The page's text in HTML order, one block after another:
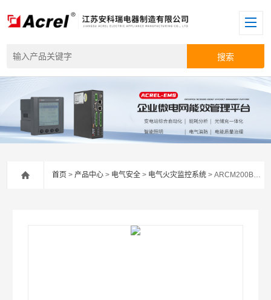
首页 >产品中心 > 电气安全 > 电气火灾监控系统 > ARCM200BL-J1漏电火灾探测器 电气火灾监控装置